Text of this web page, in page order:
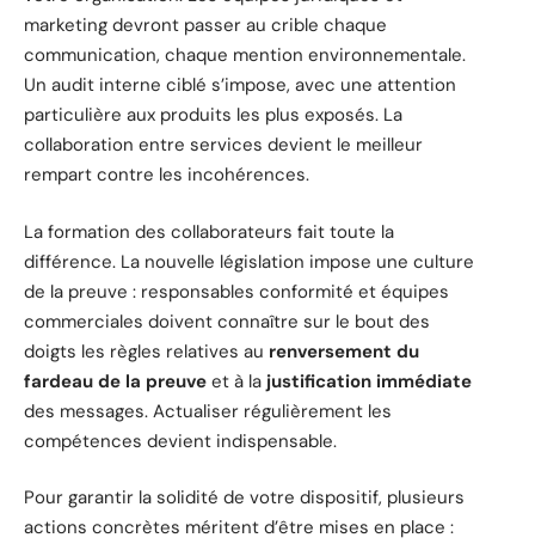
marketing devront passer au crible chaque
communication, chaque mention environnementale.
Un audit interne ciblé s’impose, avec une attention
particulière aux produits les plus exposés. La
collaboration entre services devient le meilleur
rempart contre les incohérences.
La formation des collaborateurs fait toute la
différence. La nouvelle législation impose une culture
de la preuve : responsables conformité et équipes
commerciales doivent connaître sur le bout des
doigts les règles relatives au renversement du
fardeau de la preuve et à la justification immédiate
des messages. Actualiser régulièrement les
compétences devient indispensable.
Pour garantir la solidité de votre dispositif, plusieurs
actions concrètes méritent d’être mises en place :